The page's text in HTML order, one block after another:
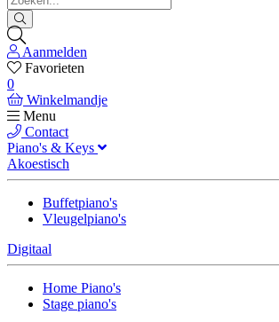
Aanmelden
Favorieten
0
Winkelmandje
Menu
Contact
Piano's & Keys
Akoestisch
Buffetpiano's
Vleugelpiano's
Digitaal
Home Piano's
Stage piano's